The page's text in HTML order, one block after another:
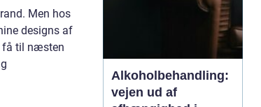
Men hos
designs af
få til næsten
Alkoholbehandling:
vejen ud af